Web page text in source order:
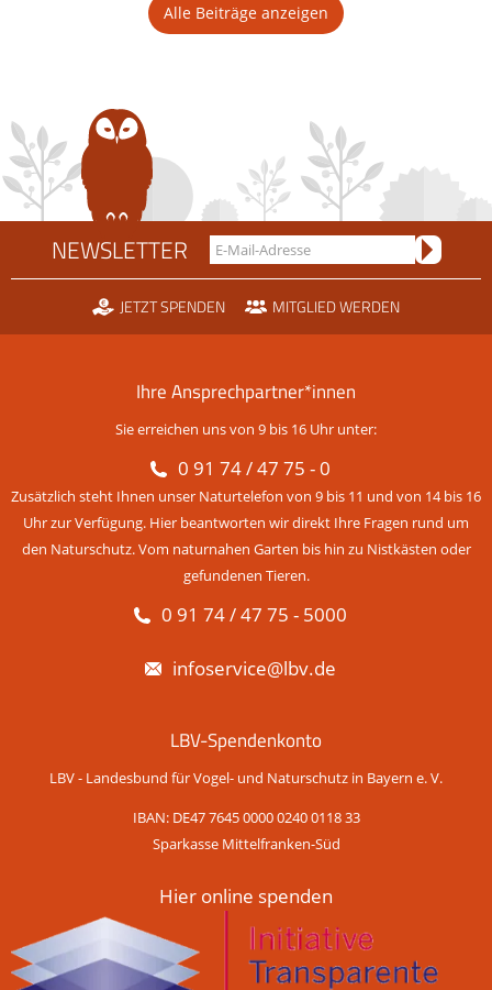
Alle Beiträge anzeigen
NEWSLETTER
JETZT SPENDEN MITGLIED WERDEN
Ihre Ansprechpartner*innen
Sie erreichen uns von 9 bis 16 Uhr unter:
0 91 74 / 47 75 - 0
Zusätzlich steht Ihnen unser Naturtelefon von 9 bis 11 und von 14 bis 16
Uhr zur Verfügung. Hier beantworten wir direkt Ihre Fragen rund um
den Naturschutz. Vom naturnahen Garten bis hin zu Nistkästen oder
gefundenen Tieren.
0 91 74 / 47 75 - 5000
infoservice@lbv.de
LBV-Spendenkonto
LBV - Landesbund für Vogel- und Naturschutz in Bayern e. V.
IBAN: DE47 7645 0000 0240 0118 33
Sparkasse Mittelfranken-Süd
Hier online spenden